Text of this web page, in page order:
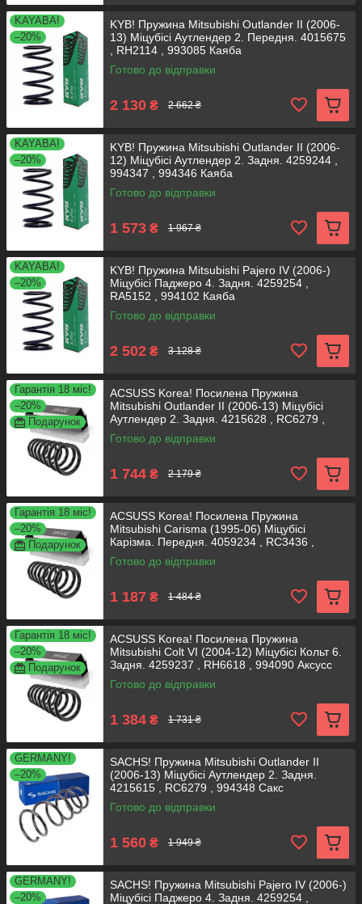
KAYABA!
–20%
KYB! Пружина Mitsubishi Outlander II (2006-
13) Міцубісі Аутлендер 2. Передня. 4015675
, RH2114 , 993085 Каяба
Готово до відправки
2 130 ₴ 2 662 ₴
KAYABA!
–20%
KYB! Пружина Mitsubishi Outlander II (2006-
12) Міцубісі Аутлендер 2. Задня. 4259244 ,
994347 , 994346 Каяба
Готово до відправки
1 573 ₴ 1 967 ₴
KAYABA!
–20%
KYB! Пружина Mitsubishi Pajero IV (2006-)
Міцубісі Паджеро 4. Задня. 4259254 ,
RA5152 , 994102 Каяба
Готово до відправки
2 502 ₴ 3 128 ₴
Гарантія 18 міс!
–20%
Подарунок
ACSUSS Korea! Посилена Пружина
Mitsubishi Outlander II (2006-13) Міцубісі
Аутлендер 2. Задня. 4215628 , RC6279 ,
994096 Аксусс
Готово до відправки
1 744 ₴ 2 179 ₴
Гарантія 18 міс!
–20%
Подарунок
ACSUSS Korea! Посилена Пружина
Mitsubishi Carisma (1995-06) Міцубісі
Карізма. Передня. 4059234 , RC3436 ,
998671 Аксусс Корея
Готово до відправки
1 187 ₴ 1 484 ₴
Гарантія 18 міс!
–20%
Подарунок
ACSUSS Korea! Посилена Пружина
Mitsubishi Colt VI (2004-12) Міцубісі Кольт 6.
Задня. 4259237 , RH6618 , 994090 Аксусс
Корея
Готово до відправки
1 384 ₴ 1 731 ₴
GERMANY!
–20%
SACHS! Пружина Mitsubishi Outlander II
(2006-13) Міцубісі Аутлендер 2. Задня.
4215615 , RC6279 , 994348 Сакс
Готово до відправки
1 560 ₴ 1 949 ₴
GERMANY!
–20%
SACHS! Пружина Mitsubishi Pajero IV (2006-)
Міцубісі Паджеро 4. Задня. 4259254 ,